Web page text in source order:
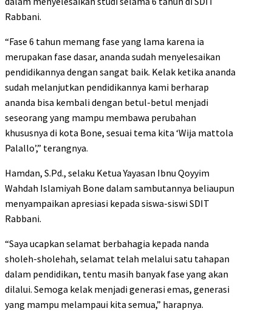
Rabbani.
“Fase 6 tahun memang fase yang lama karena ia
merupakan fase dasar, ananda sudah menyelesaikan
pendidikannya dengan sangat baik. Kelak ketika ananda
sudah melanjutkan pendidikannya kami berharap
ananda bisa kembali dengan betul-betul menjadi
seseorang yang mampu membawa perubahan
khususnya di kota Bone, sesuai tema kita ‘Wija mattola
Palallo’,” terangnya.
Hamdan, S.Pd., selaku Ketua Yayasan Ibnu Qoyyim
Wahdah Islamiyah Bone dalam sambutannya beliaupun
menyampaikan apresiasi kepada siswa-siswi SDIT
Rabbani.
“Saya ucapkan selamat berbahagia kepada nanda
sholeh-sholehah, selamat telah melalui satu tahapan
dalam pendidikan, tentu masih banyak fase yang akan
dilalui. Semoga kelak menjadi generasi emas, generasi
yang mampu melampaui kita semua,” harapnya.